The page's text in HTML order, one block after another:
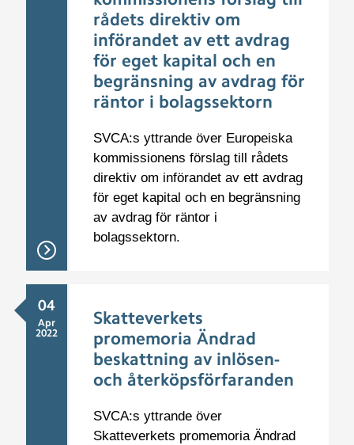
rådets direktiv om
införandet av ett avdrag
för eget kapital och en
begränsning av avdrag för
räntor i bolagssektorn
SVCA:s yttrande över Europeiska
kommissionens förslag till rådets
direktiv om införandet av ett avdrag
för eget kapital och en begränsning
av avdrag för räntor i
bolagssektorn.
04
Apr
2022
Skatteverkets
promemoria Ändrad
beskattning av inlösen-
och återköpsförfaranden
SVCA:s yttrande över
Skatteverkets promemoria Ändrad